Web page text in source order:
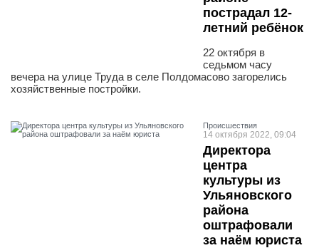
пострадал 12-
летний ребёнок
22 октября в
седьмом часу
вечера на улице Труда в селе Полдомасово загорелись
хозяйственные постройки.
Проиcшествия
14 октября 2022, 09:04
Директора
центра
культуры из
Ульяновского
района
оштрафовали
за наём юриста